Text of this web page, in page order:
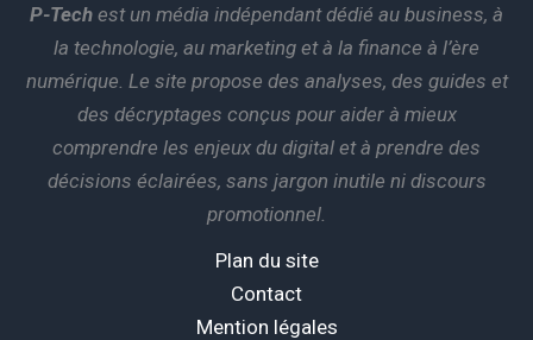
P-Tech est un média indépendant dédié au business, à
la technologie, au marketing et à la finance à l’ère
numérique. Le site propose des analyses, des guides et
des décryptages conçus pour aider à mieux
comprendre les enjeux du digital et à prendre des
décisions éclairées, sans jargon inutile ni discours
promotionnel.
Plan du site
Contact
Mention légales